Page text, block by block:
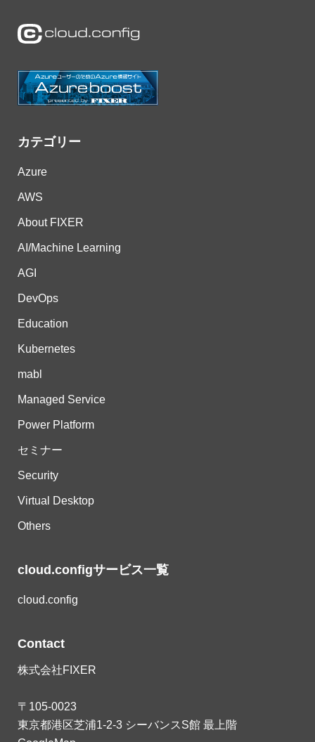
カテゴリー
Azure
AWS
About FIXER
AI/Machine Learning
AGI
DevOps
Education
Kubernetes
mabl
Managed Service
Power Platform
セミナー
Security
Virtual Desktop
Others
cloud.configサービス一覧
cloud.config
Contact
株式会社FIXER
〒105-0023
東京都港区芝浦1-2-3 シーバンスS館 最上階